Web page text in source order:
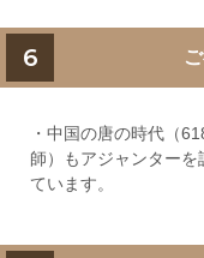
6
・中国の唐の時代（
師）もアジャンター
ています。